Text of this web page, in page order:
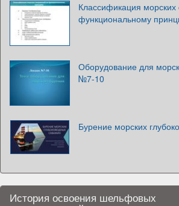
Классификация
функциональному
Оборудование для
№7-10
Бурение морских
История освоения шельфовых